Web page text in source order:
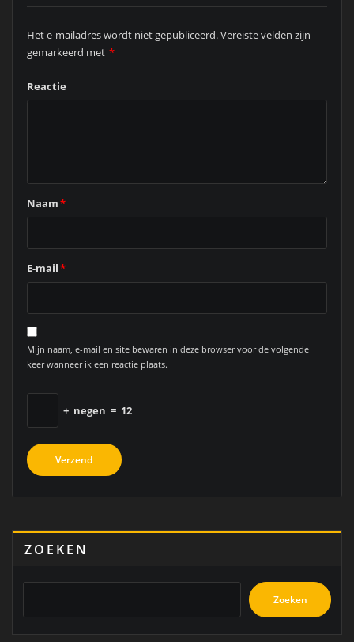
Het e-mailadres wordt niet gepubliceerd.Vereiste velden zijn
gemarkeerd met *
Reactie
Naam*
E-mail*
Mijn naam, e-mail en site bewaren in deze browser voor de volgende
keer wanneer ik een reactie plaats.
+ negen = 12
ZOEKEN
Zoeken